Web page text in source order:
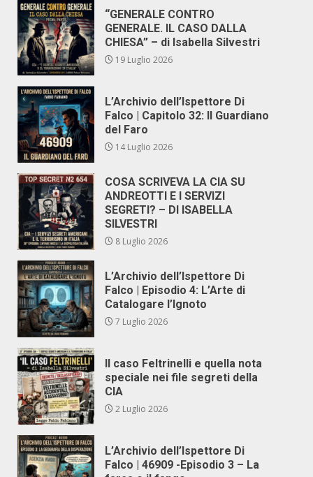
“GENERALE CONTRO
GENERALE. IL CASO DALLA
CHIESA” – di Isabella Silvestri
19 Luglio 2026
L’Archivio dell’Ispettore Di
Falco | Capitolo 32: Il Guardiano
del Faro
14 Luglio 2026
COSA SCRIVEVA LA CIA SU
ANDREOTTI E I SERVIZI
SEGRETI? – DI ISABELLA
SILVESTRI
8 Luglio 2026
L’Archivio dell’Ispettore Di
Falco | Episodio 4: L’Arte di
Catalogare l’Ignoto
7 Luglio 2026
Il caso Feltrinelli e quella nota
speciale nei file segreti della
CIA
2 Luglio 2026
L’Archivio dell’Ispettore Di
Falco | 46909 -Episodio 3 – La